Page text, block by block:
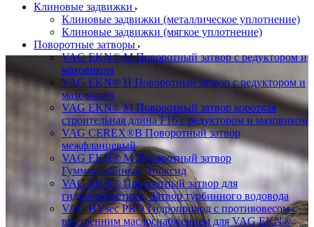
Клиновые задвижки
Клиновые задвижки (металлическое уплотнение)
Клиновые задвижки (мягкое уплотнение)
Поворотные затворы
VAG EKN® M Поворотный затвор с редуктором и
маховиком
VAG EKN® H Поворотный затвор с редуктором и
маховиком
VAG EKN® M Поворотный затвор короткая
строительная длина F16 с редуктором и маховиком
VAG CEREX®B Поворотный затвор
межфланцевый
VAG EKN® M Поворотный затвор
Гуммированный Эпоксид
VAG EKN® Поворотный затвор для
гидроэнергетики, Затвор турбинного водовода
VAG HYsec PRO Гидропривод с противовесом с
внутренним маслоснабжением для VAG EKN®